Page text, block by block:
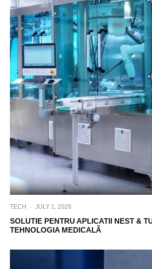
TECH · JULY 1, 2026
SOLUTIE PENTRU APLICATII NEST &
TEHNOLOGIA MEDICALÃ